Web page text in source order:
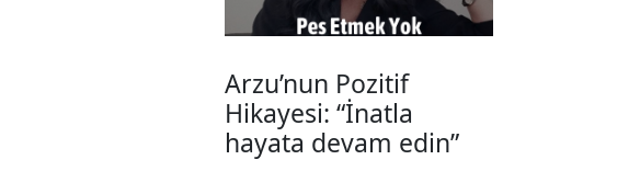
Arzu’nun Pozitif
Hikayesi: “İnatla
hayata devam edin”